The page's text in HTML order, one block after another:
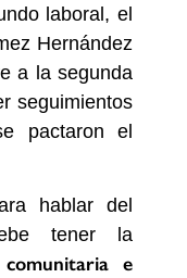
laboral, el
Hernández
a la segunda
seguimientos
pactaron el
hablar del
tener la
comunitaria e